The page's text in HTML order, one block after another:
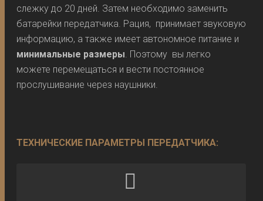
слежку до 20 дней. Затем необходимо заменить
батарейки передатчика. Рация, принимает звуковую
информацию, а также имеет автономное питание и
минимальные размеры. Поэтому вы легко
можете перемещаться и вести постоянное
прослушивание через наушники.
ТЕХНИЧЕСКИЕ ПАРАМЕТРЫ ПЕРЕДАТЧИКА: